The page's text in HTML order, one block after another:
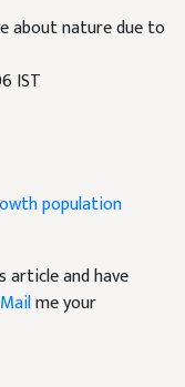
about nature due to
IST
population
article and have
Mailme your